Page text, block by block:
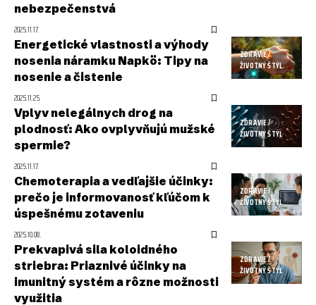
nebezpečenstvá
2025.11.17.
ZDRAVIE /
ŽIVOTNÝ ŠTÝL
Energetické vlastnosti a výhody
nosenia náramku Napkö: Tipy na
nosenie a čistenie
2025.11.25.
ZDRAVIE /
ŽIVOTNÝ ŠTÝL
Vplyv nelegálnych drog na
plodnosť: Ako ovplyvňujú mužské
spermie?
2025.11.17.
ZDRAVIE /
ŽIVOTNÝ ŠTÝL
Chemoterapia a vedľajšie účinky:
prečo je informovanosť kľúčom k
úspešnému zotaveniu
2025.10.08.
ZDRAVIE /
ŽIVOTNÝ ŠTÝL
Prekvapivá sila koloidného
striebra: Priaznivé účinky na
imunitný systém a rôzne možnosti
využitia